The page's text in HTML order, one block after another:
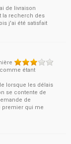
de livraison
la recherch des
j'ai été satisfait
étant
lorsque les délais
se contente de
de
premier qui me